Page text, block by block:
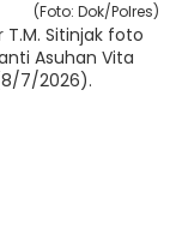
(Foto: Dok/Polres)
T.M. Sitinjak foto
Asuhan Vita
7/2026).